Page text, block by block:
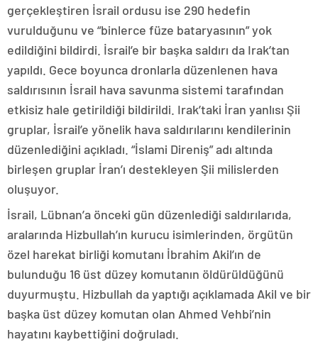
gerçekleştiren İsrail ordusu ise 290 hedefin
vurulduğunu ve “binlerce füze bataryasının” yok
edildiğini bildirdi. İsrail’e bir başka saldırı da Irak’tan
yapıldı. Gece boyunca dronlarla düzenlenen hava
saldırısının İsrail hava savunma sistemi tarafından
etkisiz hale getirildiği bildirildi. Irak’taki İran yanlısı Şii
gruplar, İsrail’e yönelik hava saldırılarını kendilerinin
düzenlediğini açıkladı. “İslami Direniş” adı altında
birleşen gruplar İran’ı destekleyen Şii milislerden
oluşuyor.
İsrail, Lübnan’a önceki gün düzenlediği saldırılarıda,
aralarında Hizbullah’ın kurucu isimlerinden, örgütün
özel harekat birliği komutanı İbrahim Akil’ın de
bulunduğu 16 üst düzey komutanın öldürüldüğünü
duyurmuştu. Hizbullah da yaptığı açıklamada Akil ve bir
başka üst düzey komutan olan Ahmed Vehbi’nin
hayatını kaybettiğini doğruladı.